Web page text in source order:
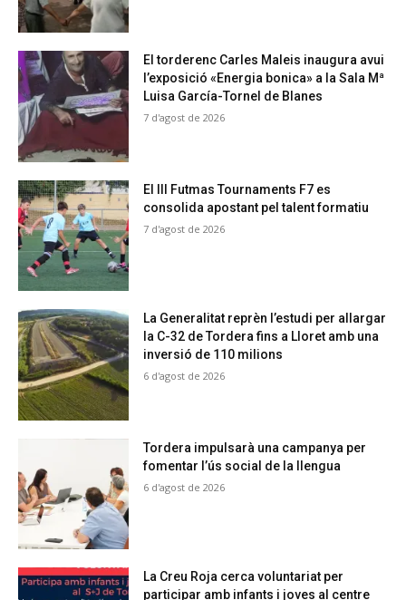
El torderenc Carles Maleis inaugura avui
l’exposició «Energia bonica» a la Sala Mª
Luisa García-Tornel de Blanes
7 d'agost de 2026
El III Futmas Tournaments F7 es
consolida apostant pel talent formatiu
7 d'agost de 2026
La Generalitat reprèn l’estudi per allargar
la C-32 de Tordera fins a Lloret amb una
inversió de 110 milions
6 d'agost de 2026
Tordera impulsarà una campanya per
fomentar l’ús social de la llengua
6 d'agost de 2026
La Creu Roja cerca voluntariat per
participar amb infants i joves al centre